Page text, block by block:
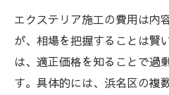
エクステリア施工の費用は内
が、相場を把握することは賢
は、適正価格を知ることで過
す。具体的には、浜名区の複